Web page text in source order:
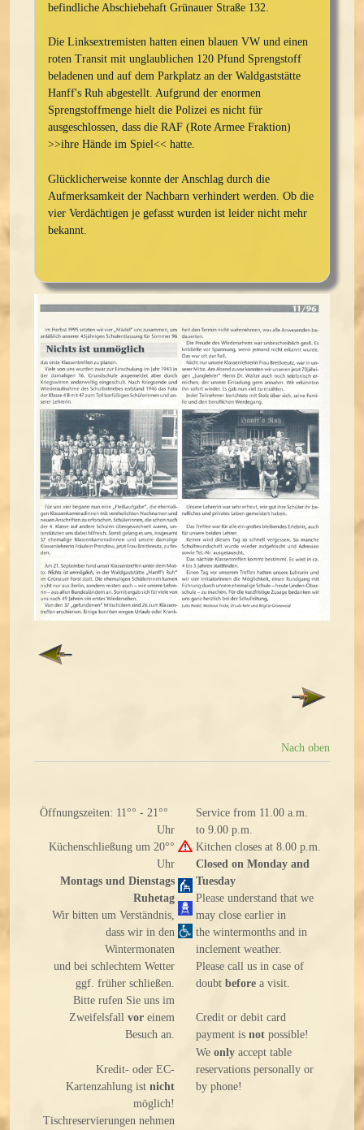
befindliche Abschiebehaft Grünauer Straße 132.
Die Linksextremisten hatten einen blauen VW und einen
roten Transit mit unglaublichen 120 Pfund Sprengstoff
beladenen und auf dem Parkplatz an der Waldgaststätte
Hanff's Ruh abgestellt. Aufgrund der enormen
Sprengstoffmenge hielt die Polizei es nicht für
ausgeschlossen, dass die RAF (Rote Armee Fraktion)
>>ihre Hände im Spiel<< hatte.
Glücklicherweise konnte der Anschlag durch die
Aufmerksamkeit der Nachbarn verhindert werden. Ob die
vier Verdächtigen je gefasst wurden ist leider nicht mehr
bekannt.
Nach oben
Öffnungszeiten: 11°° - 21°°
Uhr
Küchenschließung um 20°°
Uhr
Montags und Dienstags
Ruhetag
Wir bitten um Verständnis,
dass wir in den
Wintermonaten
und bei schlechtem Wetter
ggf. früher schließen.
Bitte rufen Sie uns im
Zweifelsfall vor einem
Besuch an.
Kredit- oder EC-
Kartenzahlung ist nicht
möglich!
Tischreservierungen nehmen
Service from 11.00 a.m.
to 9.00 p.m.
Kitchen closes at 8.00 p.m.
Closed on Monday and
Tuesday
Please understand that we
may close earlier in
the wintermonths and in
inclement weather.
Please call us in case of
doubt before a visit.
Credit or debit card
payment is not possible!
We only accept table
reservations personally or
by phone!